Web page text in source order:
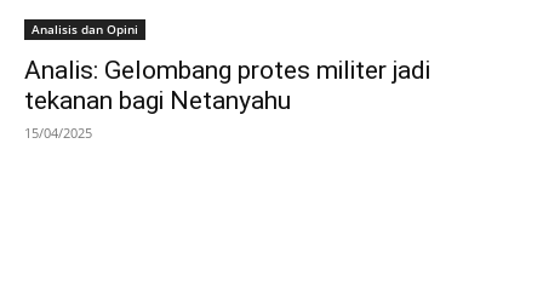
Analisis dan Opini
Analis: Gelombang protes militer jadi
tekanan bagi Netanyahu
15/04/2025